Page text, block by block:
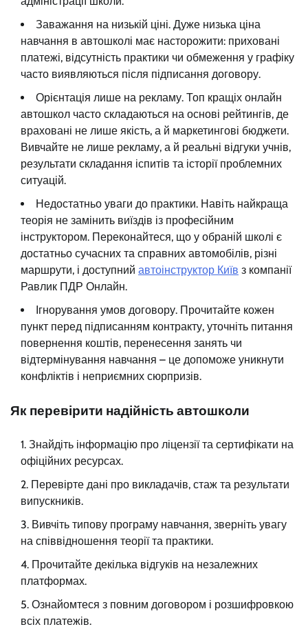
Заважання на низькій ціні. Дуже низька ціна
навчання в автошколі має насторожити: приховані
платежі, відсутність практики чи обмеження у графіку
часто виявляються після підписання договору.
Орієнтація лише на рекламу. Топ кращіх онлайн
автошкол часто складаються на основі рейтингів, де
враховані не лише якість, а й маркетингові бюджети.
Вивчайте не лише рекламу, а й реальні відгуки учнів,
результати складання іспитів та історії проблемних
ситуацій.
Недостатньо уваги до практики. Навіть найкраща
теорія не замінить виїздів із професійним
інструктором. Переконайтеся, що у обраній школі є
достатньо сучасних та справних автомобілів, різні
маршрути, і доступний автоінструктор Київ з компанії
Равлик ПДР Онлайн.
Ігнорування умов договору. Прочитайте кожен
пункт перед підписанням контракту, уточніть питання
повернення коштів, перенесення занять чи
відтермінування навчання – це допоможе уникнути
конфліктів і неприємних сюрпризів.
Як перевірити надійність автошколи
Знайдіть інформацію про ліцензії та сертифікати на
офіційних ресурсах.
Перевірте дані про викладачів, стаж та результати
випускників.
Вивчіть типову програму навчання, зверніть увагу
на співвідношення теорії та практики.
Прочитайте декілька відгуків на незалежних
платформах.
Ознайомтеся з повним договором і розшифровкою
всіх платежів.